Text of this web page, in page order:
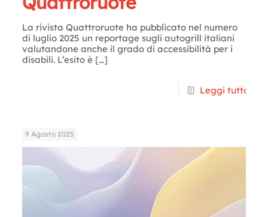
La rivista Quattroruote ha pubblicato nel numero
di luglio 2025 un reportage sugli autogrill italiani
valutandone anche il grado di accessibilità per i
disabili. L’esito è[…]
Leggi tutto
9 Agosto 2025